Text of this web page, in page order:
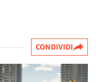
CONDIVIDI